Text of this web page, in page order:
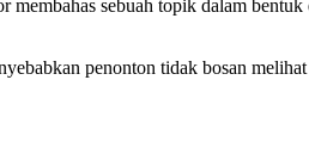
membahas sebuah topik dalam
penonton tidak bosan